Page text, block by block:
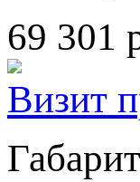
69 301
Визит